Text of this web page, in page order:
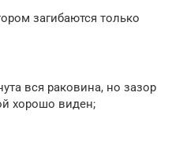
загибаются только
вся раковина, но зазор
хорошо виден;